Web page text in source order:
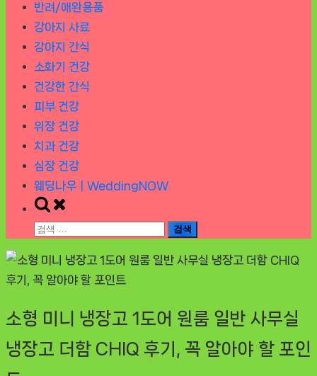
반려/애완용품
강아지 사료
강아지 간식
소화기 건강
건강한 간식
피부 건강
위장 건강
치과 건강
심장 건강
웨딩나우ㅣWeddingNOW
Toggle
search
검
소형 미니 냉장고 1도어 원룸 일반 사무실
냉장고 더함 CHIQ 후기, 꼭 알아야 할 포인